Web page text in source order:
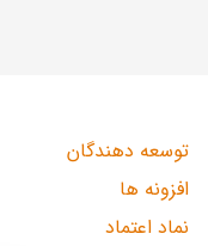
توسعه دهندگان
افزونه ها
نماد اعتماد